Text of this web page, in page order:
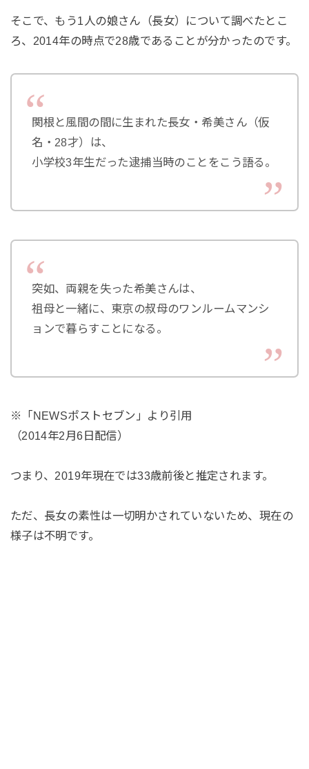
そこで、もう1人の娘さん（長女）について調べたとこ
ろ、2014年の時点で28歳であることが分かったのです。
関根と風間の間に生まれた長女・希美さん（仮
名・28才）は、
小学校3年生だった逮捕当時のことをこう語る。
突如、両親を失った希美さんは、
祖母と一緒に、東京の叔母のワンルームマンシ
ョンで暮らすことになる。
※「NEWSポストセブン」より引用
（2014年2月6日配信）
つまり、2019年現在では33歳前後と推定されます。
ただ、長女の素性は一切明かされていないため、現在の
様子は不明です。